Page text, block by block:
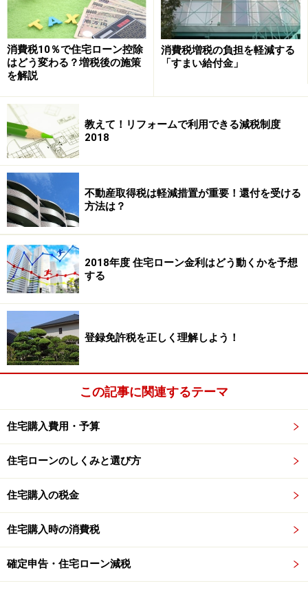
消費税10％で住宅ローン控除
はどう変わる？増税後の施策
を解説
消費税増税の負担を軽減する
「すまい給付金」
教えて！リフォームで利用できる減税制度
2018
不動産取得税は軽減措置が重要！還付を受ける
方法は？
2018年度 住宅ローン金利はどう動くかを予想
する
登録免許税を正しく理解しよう！
この記事に関連するテーマ
住宅購入費用・予算
住宅ローンのしくみと選び方
住宅購入の税金
住宅購入時の消費税
確定申告・住宅ローン減税